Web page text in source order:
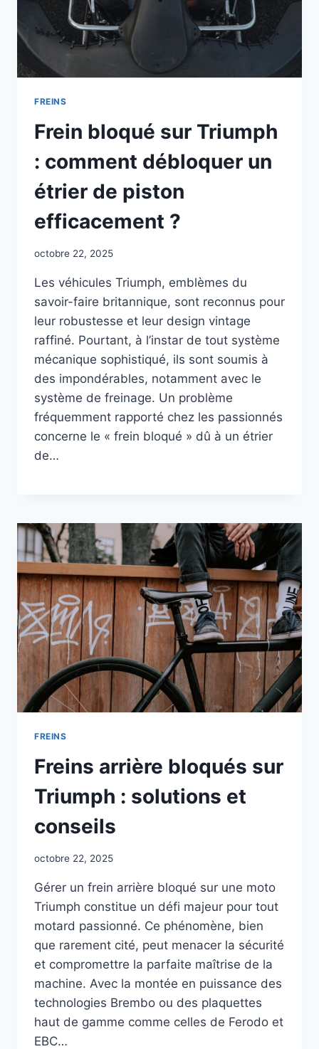
FREINS
Frein bloqué sur Triumph
: comment débloquer un
étrier de piston
efficacement ?
octobre 22, 2025
Les véhicules Triumph, emblèmes du
savoir-faire britannique, sont reconnus pour
leur robustesse et leur design vintage
raffiné. Pourtant, à l’instar de tout système
mécanique sophistiqué, ils sont soumis à
des impondérables, notamment avec le
système de freinage. Un problème
fréquemment rapporté chez les passionnés
concerne le « frein bloqué » dû à un étrier
de…
FREINS
Freins arrière bloqués sur
Triumph : solutions et
conseils
octobre 22, 2025
Gérer un frein arrière bloqué sur une moto
Triumph constitue un défi majeur pour tout
motard passionné. Ce phénomène, bien
que rarement cité, peut menacer la sécurité
et compromettre la parfaite maîtrise de la
machine. Avec la montée en puissance des
technologies Brembo ou des plaquettes
haut de gamme comme celles de Ferodo et
EBC…